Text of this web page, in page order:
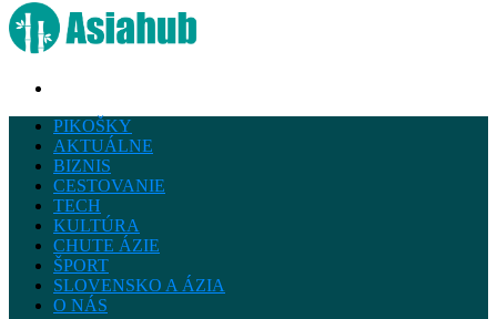
PIKOŠKY
AKTUÁLNE
BIZNIS
CESTOVANIE
TECH
KULTÚRA
CHUTE ÁZIE
ŠPORT
SLOVENSKO A ÁZIA
O NÁS